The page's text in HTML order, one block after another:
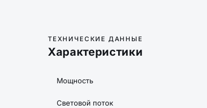
ТЕХНИЧЕСКИЕ ДАННЫЕ
Характеристики
Мощность
Световой поток